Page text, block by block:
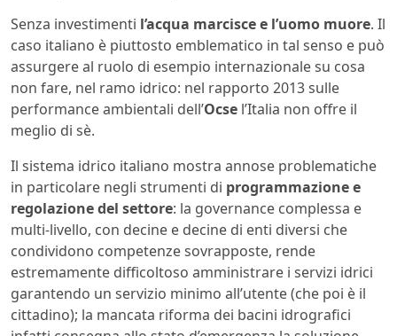
Senza investimenti l’acqua marcisce e l’uomo muore. Il
caso italiano è piuttosto emblematico in tal senso e può
assurgere al ruolo di esempio internazionale su cosa
non fare, nel ramo idrico: nel rapporto 2013 sulle
performance ambientali dell’Ocse l’Italia non offre il
meglio di sè.
Il sistema idrico italiano mostra annose problematiche
in particolare negli strumenti di programmazione e
regolazione del settore: la governance complessa e
multi-livello, con decine e decine di enti diversi che
condividono competenze sovrapposte, rende
estremamente difficoltoso amministrare i servizi idrici
garantendo un servizio minimo all’utente (che poi è il
cittadino); la mancata riforma dei bacini idrografici